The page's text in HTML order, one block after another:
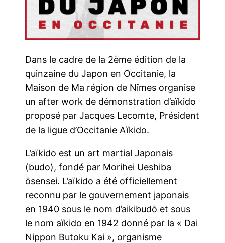
Dans le cadre de la 2ème édition de la
quinzaine du Japon en Occitanie, la
Maison de Ma région de Nîmes organise
un after work de démonstration d’aïkido
proposé par Jacques Lecomte, Président
de la ligue d’Occitanie Aïkido.
L’aïkido est un art martial Japonais
(budo), fondé par Morihei Ueshiba
ōsensei. L’aïkido a été officiellement
reconnu par le gouvernement japonais
en 1940 sous le nom d’aikibudō et sous
le nom aïkido en 1942 donné par la « Dai
Nippon Butoku Kai », organisme